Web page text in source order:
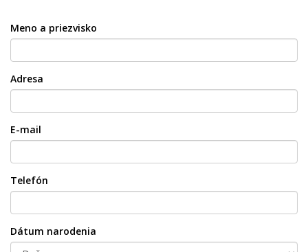
Meno a priezvisko
Adresa
E-mail
Telefón
Dátum narodenia